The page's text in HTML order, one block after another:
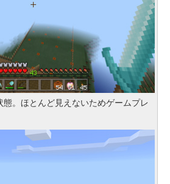
。ほとんど見えないためゲームプレ